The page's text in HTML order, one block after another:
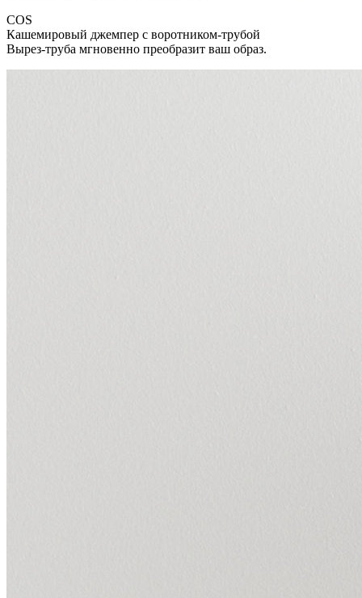
COS
Кашемировый джемпер с воротником-трубой
Вырез-труба мгновенно преобразит ваш образ.